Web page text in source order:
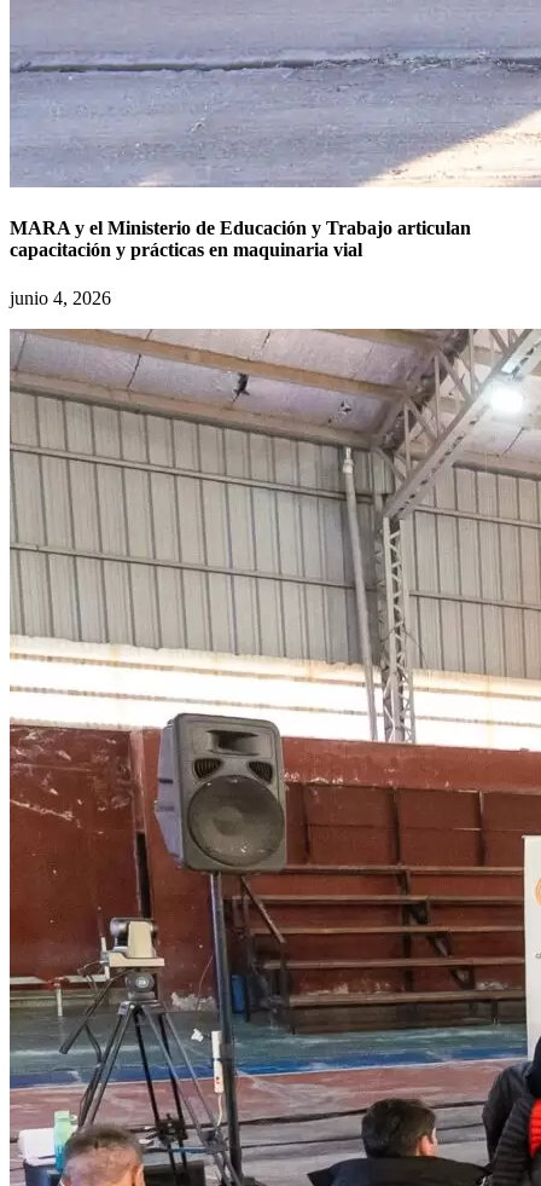
MARA y el Ministerio de Educación y Trabajo articulan
capacitación y prácticas en maquinaria vial
junio 4, 2026